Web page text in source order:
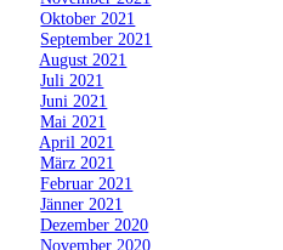
»Oktober 2021
September 2021
August 2021
»Juli 2021
»Juni 2021
»Mai 2021
April 2021
»März 2021
»Februar 2021
»Jänner 2021
»Dezember 2020
»November 2020